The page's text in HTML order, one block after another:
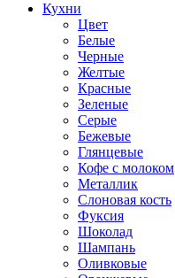
Кухни
Цвет
Белые
Черные
Желтые
Красные
Зеленые
Серые
Бежевые
Глянцевые
Кофе с молоком
Металлик
Слоновая кость
Фуксия
Шоколад
Шампань
Оливковые